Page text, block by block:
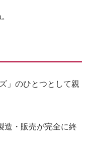
」のひとつとして親
造・販売が完全に終